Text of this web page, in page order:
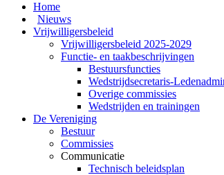
Home
Nieuws
Vrijwilligersbeleid
Vrijwilligersbeleid 2025-2029
Functie- en taakbeschrijvingen
Bestuursfuncties
Wedstrijdsecretaris-
Overige commissies
Wedstrijden en trainingen
De Vereniging
Bestuur
Commissies
Communicatie
Technisch beleidsplan